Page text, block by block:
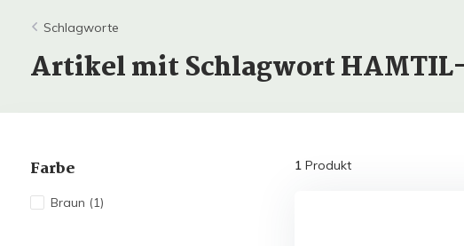
Schlagworte
Artikel mit Schlagwort
Farbe
Braun (1)
1Produkt